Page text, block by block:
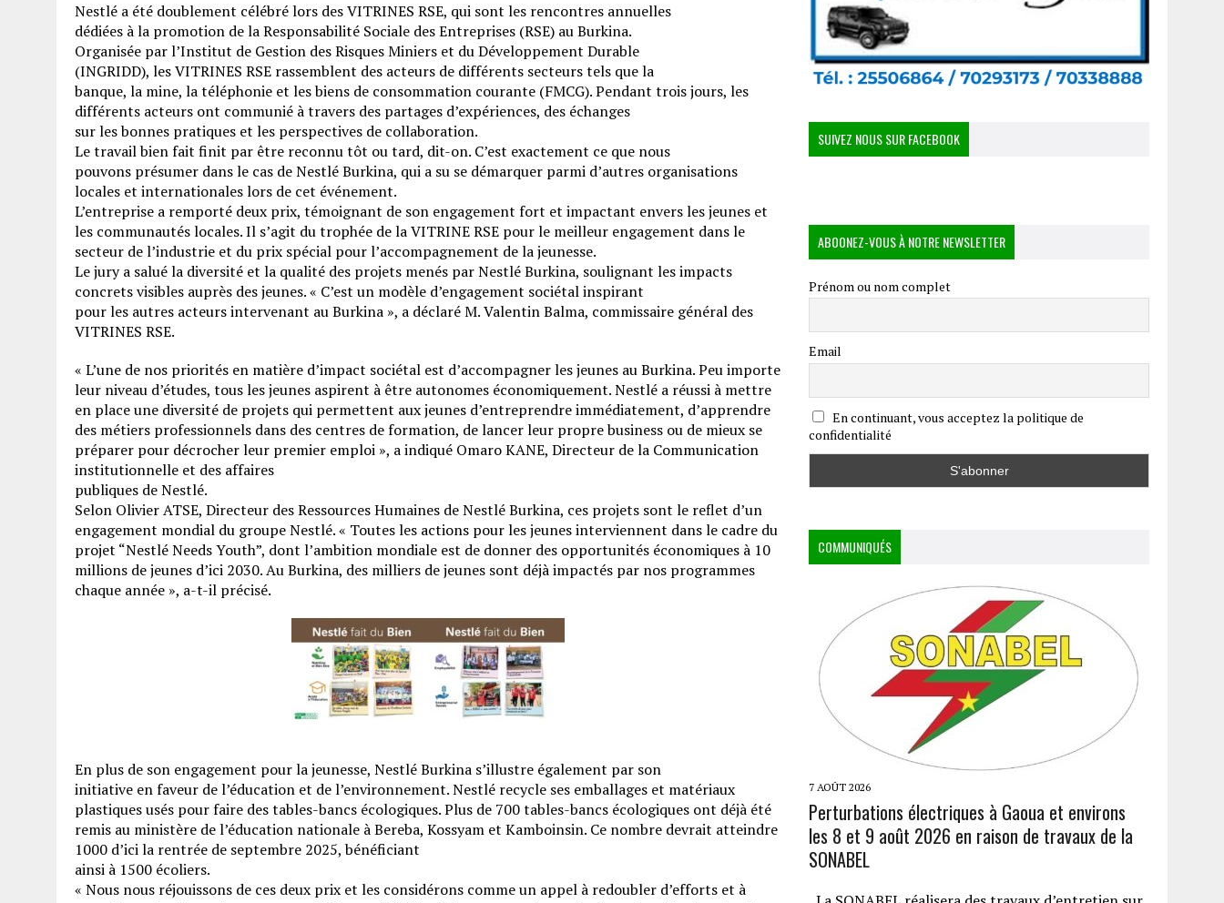
Nestlé a été doublement célébré lors des VITRINES RSE, qui sont les rencontres annuelles
dédiées à la promotion de la Responsabilité Sociale des Entreprises (RSE) au Burkina.
Organisée par l’Institut de Gestion des Risques Miniers et du Développement Durable
(INGRIDD), les VITRINES RSE rassemblent des acteurs de différents secteurs tels que la
banque, la mine, la téléphonie et les biens de consommation courante (FMCG). Pendant trois jours, les
différents acteurs ont communié à travers des partages d’expériences, des échanges
sur les bonnes pratiques et les perspectives de collaboration.
Le travail bien fait finit par être reconnu tôt ou tard, dit-on. C’est exactement ce que nous
pouvons présumer dans le cas de Nestlé Burkina, qui a su se démarquer parmi d’autres organisations
locales et internationales lors de cet événement.
L’entreprise a remporté deux prix, témoignant de son engagement fort et impactant envers les jeunes et
les communautés locales. Il s’agit du trophée de la VITRINE RSE pour le meilleur engagement dans le
secteur de l’industrie et du prix spécial pour l’accompagnement de la jeunesse.
Le jury a salué la diversité et la qualité des projets menés par Nestlé Burkina, soulignant les impacts
concrets visibles auprès des jeunes. « C’est un modèle d’engagement sociétal inspirant
pour les autres acteurs intervenant au Burkina », a déclaré M. Valentin Balma, commissaire général des
VITRINES RSE.
« L’une de nos priorités en matière d’impact sociétal est d’accompagner les jeunes au Burkina. Peu importe
leur niveau d’études, tous les jeunes aspirent à être autonomes économiquement. Nestlé a réussi à mettre
en place une diversité de projets qui permettent aux jeunes d’entreprendre immédiatement, d’apprendre
des métiers professionnels dans des centres de formation, de lancer leur propre business ou de mieux se
préparer pour décrocher leur premier emploi », a indiqué Omaro KANE, Directeur de la Communication
institutionnelle et des affaires
publiques de Nestlé.
Selon Olivier ATSE, Directeur des Ressources Humaines de Nestlé Burkina, ces projets sont le reflet d’un
engagement mondial du groupe Nestlé. « Toutes les actions pour les jeunes interviennent dans le cadre du
projet “Nestlé Needs Youth”, dont l’ambition mondiale est de donner des opportunités économiques à 10
millions de jeunes d’ici 2030. Au Burkina, des milliers de jeunes sont déjà impactés par nos programmes
chaque année », a-t-il précisé.
En plus de son engagement pour la jeunesse, Nestlé Burkina s’illustre également par son
initiative en faveur de l’éducation et de l’environnement. Nestlé recycle ses emballages et matériaux
plastiques usés pour faire des tables-bancs écologiques. Plus de 700 tables-bancs écologiques ont déjà été
remis au ministère de l’éducation nationale à Bereba, Kossyam et Kamboinsin. Ce nombre devrait atteindre
1000 d’ici la rentrée de septembre 2025, bénéficiant
ainsi à 1500 écoliers.
« Nous nous réjouissons de ces deux prix et les considérons comme un appel à redoubler d’efforts et à
SUIVEZ NOUS SUR FACEBOOK
ABOONEZ-VOUS À NOTRE NEWSLETTER
Prénom ou nom complet
Email
En continuant, vous acceptez la politique de
confidentialité
COMMUNIQUÉS
7 AOÛT 2026
Perturbations électriques à Gaoua et environs
les 8 et 9 août 2026 en raison de travaux de la
SONABEL